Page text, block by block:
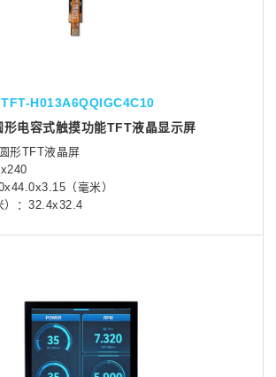
TFT-H013A6QQIGC4C10
形电容式触摸功能TFT液晶显示屏
形TFT液晶屏
（毫米）
：32.4x32.4